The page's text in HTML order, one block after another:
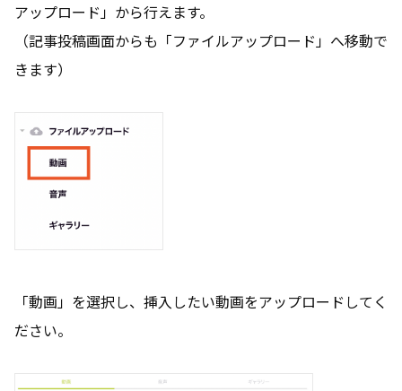
アップロード」から行えます。
（記事投稿画面からも「ファイルアップロード」へ移動で
きます）
「動画」を選択し、挿入したい動画をアップロードしてく
ださい。